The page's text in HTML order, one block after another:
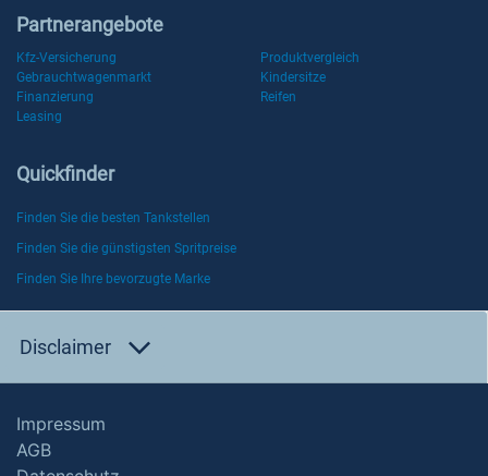
Partnerangebote
Kfz-Versicherung
Produktvergleich
Gebrauchtwagenmarkt
Kindersitze
Finanzierung
Reifen
Leasing
Quickfinder
Finden Sie die besten Tankstellen
Finden Sie die günstigsten Spritpreise
Finden Sie Ihre bevorzugte Marke
Disclaimer
Impressum
AGB